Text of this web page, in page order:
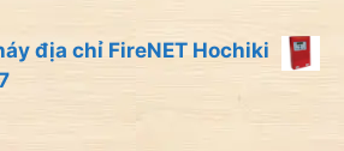
địa chỉ FireNET Hochiki